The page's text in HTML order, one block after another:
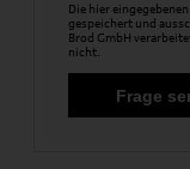
Die hier
gespeichert und
Brod GmbH
nicht.